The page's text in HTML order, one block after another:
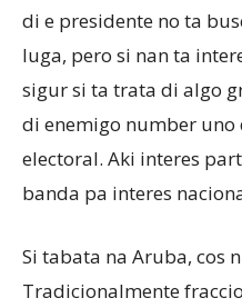
di e presidente no ta
luga, pero si nan ta
sigur si ta trata di algo
di enemigo number uno
electoral. Aki interes
banda pa interes
Si tabata na Aruba, cos
Tradicionalmente